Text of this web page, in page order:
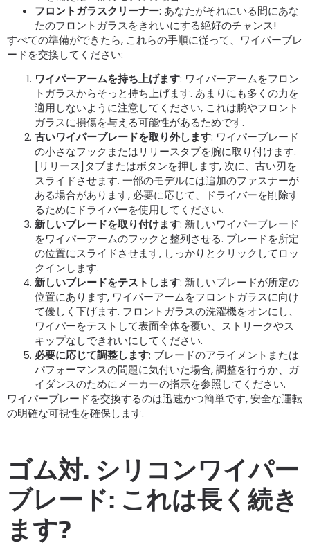
フロントガラスクリーナー: あなたがそれにいる間にあな
たのフロントガラスをきれいにする絶好のチャンス!
すべての準備ができたら, これらの手順に従って、ワイパーブレ
ードを交換してください:
ワイパーアームを持ち上げます: ワイパーアームをフロン
トガラスからそっと持ち上げます. あまりにも多くの力を
適用しないように注意してください, これは腕やフロント
ガラスに損傷を与える可能性があるためです.
古いワイパーブレードを取り外します: ワイパーブレード
の小さなフックまたはリリースタブを腕に取り付けます.
[リリース]タブまたはボタンを押します, 次に、古い刃を
スライドさせます. 一部のモデルには追加のファスナーが
ある場合があります, 必要に応じて、ドライバーを削除す
るためにドライバーを使用してください.
新しいブレードを取り付けます: 新しいワイパーブレード
をワイパーアームのフックと整列させる. ブレードを所定
の位置にスライドさせます, しっかりとクリックしてロッ
クインします.
新しいブレードをテストします: 新しいブレードが所定の
位置にあります, ワイパーアームをフロントガラスに向け
て優しく下げます. フロントガラスの洗濯機をオンにし、
ワイパーをテストして表面全体を覆い、ストリークやス
キップなしできれいにしてください.
必要に応じて調整します: ブレードのアライメントまたは
パフォーマンスの問題に気付いた場合, 調整を行うか、ガ
イダンスのためにメーカーの指示を参照してください.
ワイパーブレードを交換するのは迅速かつ簡単です, 安全な運転
の明確な可視性を確保します.
ゴム対. シリコンワイパー
ブレード: これは長く続き
ます?